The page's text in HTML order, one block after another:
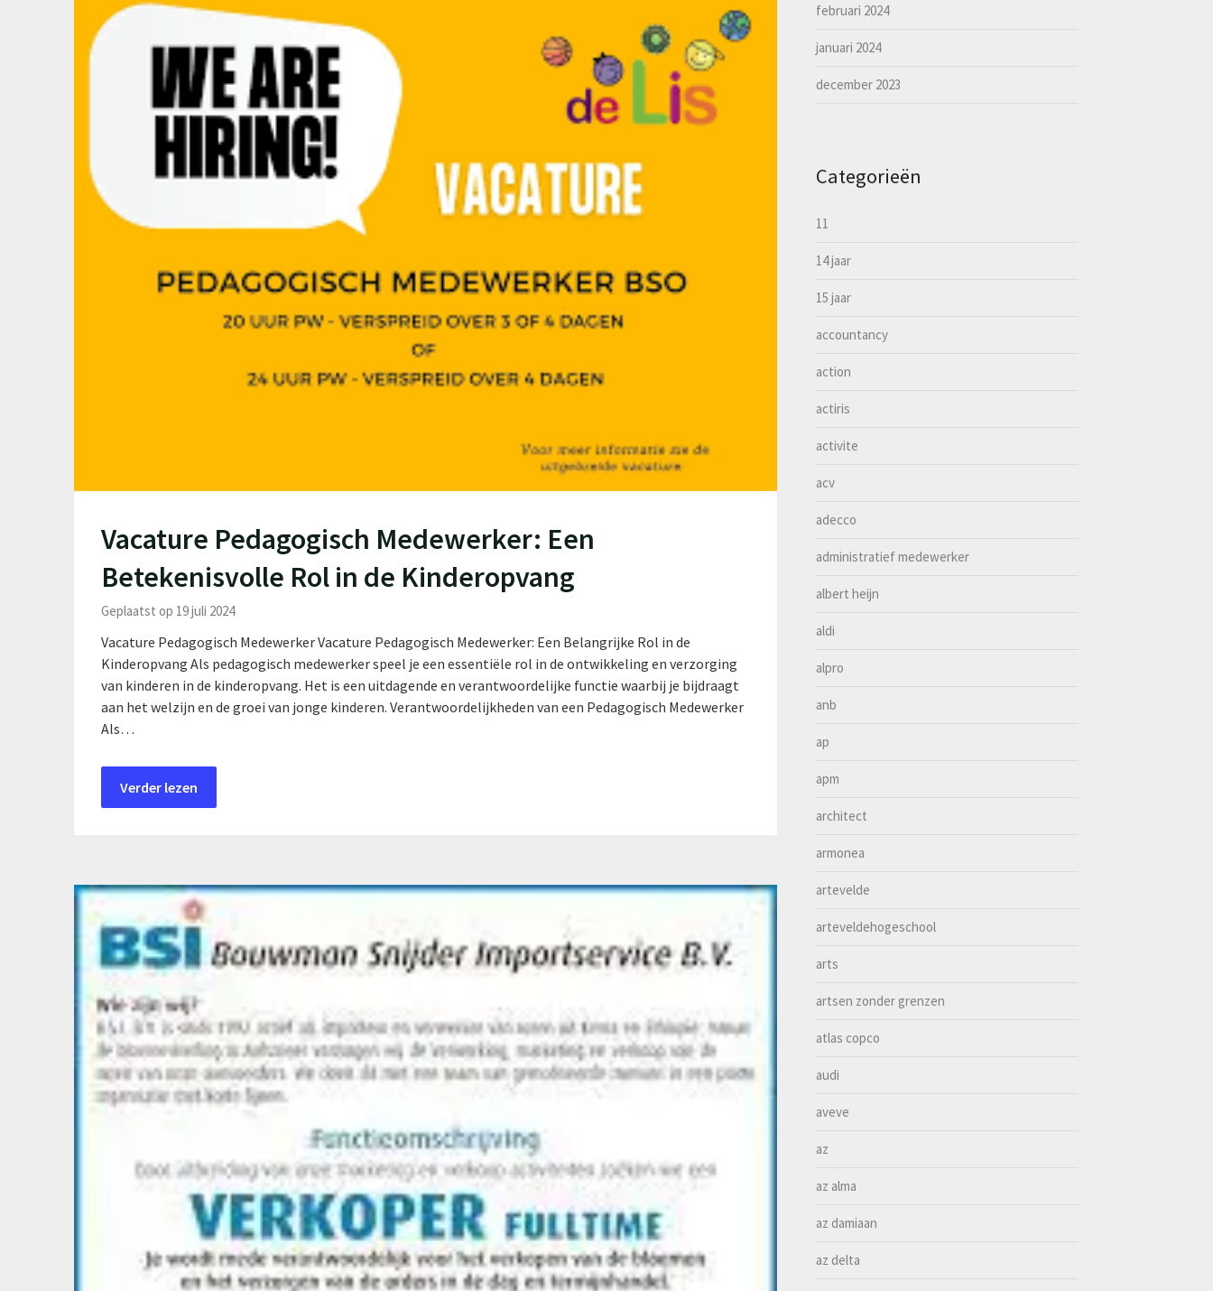
Vacature Pedagogisch Medewerker: Een
Betekenisvolle Rol in de Kinderopvang
Geplaatst op 19 juli 2024
Vacature Pedagogisch Medewerker Vacature Pedagogisch Medewerker: Een Belangrijke Rol in de
Kinderopvang Als pedagogisch medewerker speel je een essentiële rol in de ontwikkeling en verzorging
van kinderen in de kinderopvang. Het is een uitdagende en verantwoordelijke functie waarbij je bijdraagt
aan het welzijn en de groei van jonge kinderen. Verantwoordelijkheden van een Pedagogisch Medewerker
Als…
Verder lezen
februari 2024
januari 2024
december 2023
Categorieën
11
14 jaar
15 jaar
accountancy
action
actiris
activite
acv
adecco
administratief medewerker
albert heijn
aldi
alpro
anb
ap
apm
architect
armonea
artevelde
arteveldehogeschool
arts
artsen zonder grenzen
atlas copco
audi
aveve
az
az alma
az damiaan
az delta